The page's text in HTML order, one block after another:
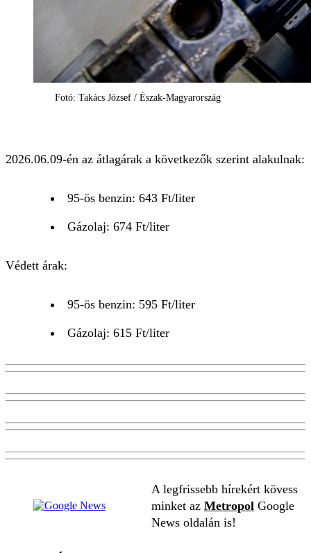
Fotó: Takács József / Észak-Magyarország
2026.06.09-én az átlagárak a következők szerint alakulnak:
95-ös benzin: 643 Ft/liter
Gázolaj: 674 Ft/liter
Védett árak:
95-ös benzin: 595 Ft/liter
Gázolaj: 615 Ft/liter
A legfrissebb hírekért kövess
minket az Metropol Google
News oldalán is!